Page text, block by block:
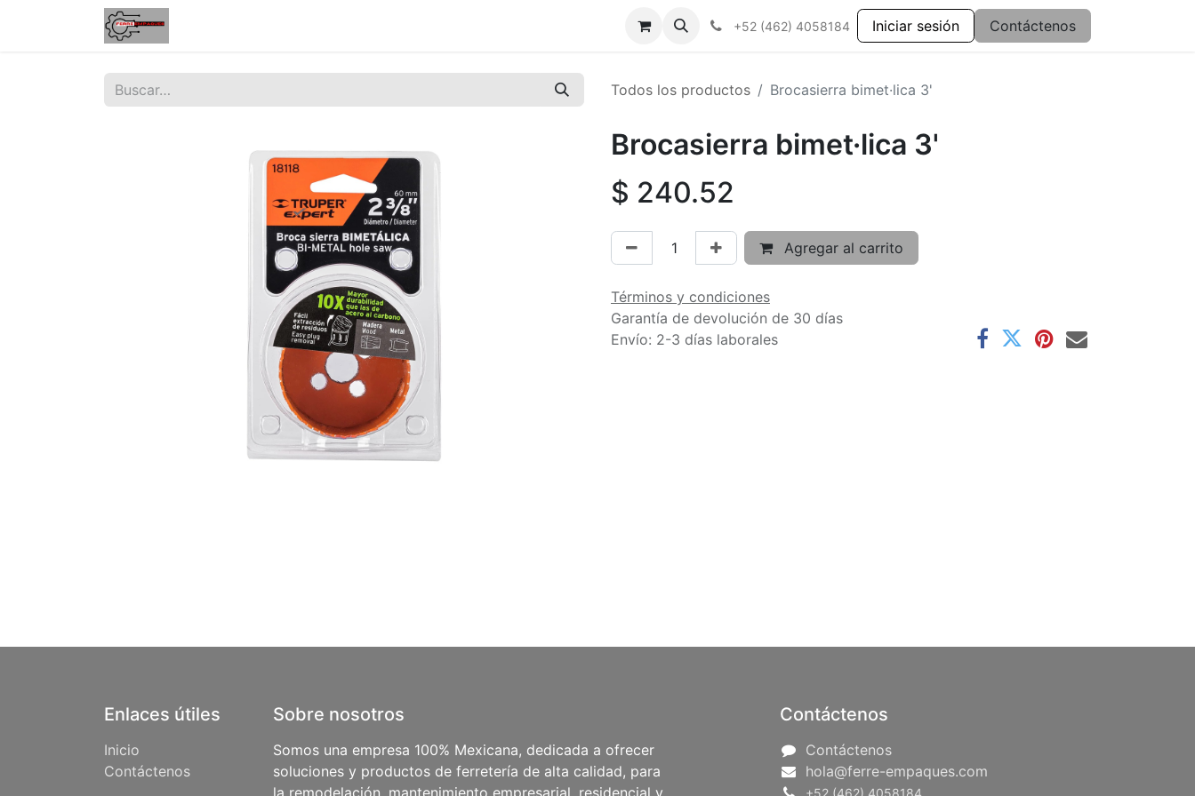
+52 (462) 4058184 Iniciar sesión Contáctenos
Todos los productos Brocasierra bimet·lica 3'
Brocasierra bimet·lica 3'
$ 240.52
Agregar al carrito
Términos y condiciones
Garantía de devolución de 30 días
Envío: 2-3 días laborales
Enlaces útiles
Inicio
Contáctenos
Sobre nosotros
Somos una empresa 100% Mexicana, dedicada a ofrecer
soluciones y productos de ferretería de alta calidad, para
la remodelación, mantenimiento empresarial, residencial y
Contáctenos
Contáctenos
hola@ferre-empaques.com
+52 (462) 4058184